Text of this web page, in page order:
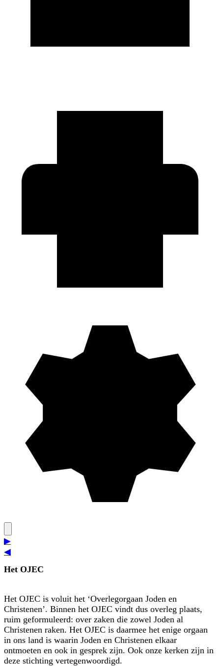
▶
◀
Het OJEC
Het OJEC is voluit het ‘Overlegorgaan Joden en
Christenen’. Binnen het OJEC vindt dus overleg plaats,
ruim geformuleerd: over zaken die zowel Joden al
Christenen raken. Het OJEC is daarmee het enige orgaan
in ons land is waarin Joden en Christe­nen elkaar
ontmoeten en ook in gesprek zijn. Ook onze kerken zijn in
deze stichting vertegenwoordigd.